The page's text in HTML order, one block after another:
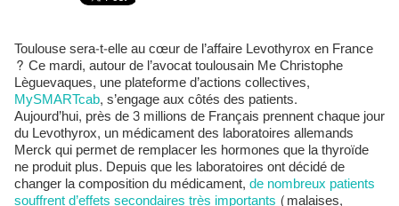
Toulouse sera-t-elle au cœur de l’affaire Levothyrox en France
? Ce mardi, autour de l’avocat toulousain Me Christophe
Lèguevaques, une plateforme d’actions collectives,
MySMARTcab, s’engage aux côtés des patients.
Aujourd’hui, près de 3 millions de Français prennent chaque jour
du Levothyrox, un médicament des laboratoires allemands
Merck qui permet de remplacer les hormones que la thyroïde
ne produit plus. Depuis que les laboratoires ont décidé de
changer la composition du médicament,de nombreux patients